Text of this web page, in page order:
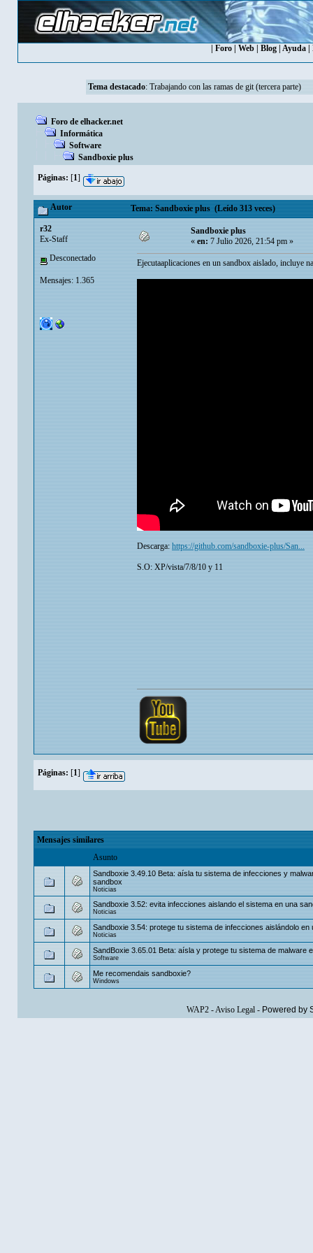
Foro| Web| Blog| Ayuda|
Tema destacado: Trabajando con las ramas de git (tercera parte)
Foro de elhacker.net
Informática
Software
Sandboxie plus
Páginas: [1]
Autor Tema: Sandboxie plus (Leído 313 veces)
r32
Ex-Staff
Desconectado
Mensajes: 1.365
Sandboxie plus
«en:7 Julio 2026, 21:54 pm »
Ejecutaaplicaciones en un sandbox aislado, incluye
Descarga:https://github.com/sandboxie-plus/San...
S.O: XP/vista/7/8/10 y 11
Páginas: [1]
Mensajes similares
Asunto
Sandboxie 3.49.10 Beta: aísla tu sistema de infecciones y
sandbox
Noticias
Sandboxie 3.52: evita infecciones aislando el sistema en una
Noticias
Sandboxie 3.54: protege tu sistema de infecciones aislándolo en
Noticias
SandBoxie 3.65.01 Beta: aísla y protege tu sistema de malware
Software
Me recomendais sandboxie?
Windows
WAP2-Aviso Legal- Powered by